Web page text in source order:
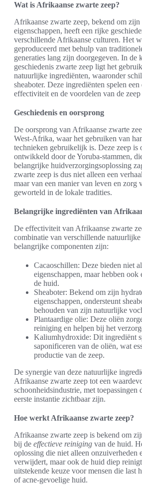
Wat is Afrikaanse zwarte zeep?
Afrikaanse zwarte zeep, bekend om
eigenschappen, heeft een rijke
verschillende Afrikaanse culturen. Het
geproduceerd met behulp van
generaties lang zijn doorgegeven. In de
geschiedenis zwarte zeep ligt het
natuurlijke ingrediënten, waaronder
sheaboter. Deze ingrediënten spelen
effectiviteit en de voordelen van de
Geschiedenis en oorsprong
De oorsprong van Afrikaanse zwarte
West-Afrika, waar het gebruiken van
technieken gebruikelijk is. Deze zeep is
ontwikkeld door de Yoruba-stammen,
belangrijke huidverzorgingsoplossing
zwarte zeep is dus niet alleen een
maar van een manier van leven en zorg
geworteld in de lokale tradities.
Belangrijke ingrediënten van
De effectiviteit van Afrikaanse zwarte
combinatie van verschillende
belangrijke componenten zijn:
Cacaoschillen: Deze bieden niet
eigenschappen, maar hebben
de huid.
Sheaboter: Bekend om zijn
eigenschappen, ondersteunt
behouden van zijn natuurlijke
Plantaardige olie: Deze oliën
reiniging en helpen bij het
Kaliumhydroxide: Dit ingrediënt
saponificeren van de oliën, wat
productie van de zeep.
De synergie van deze natuurlijke
Afrikaanse zwarte zeep tot een
schoonheidsindustrie, met toepassingen
eerste instantie zichtbaar zijn.
Hoe werkt Afrikaanse zwarte zeep?
Afrikaanse zwarte zeep is bekend om
bij de effectieve reiniging van de huid.
oplossing die niet alleen onzuiverheden
verwijdert, maar ook de huid diep
uitstekende keuze voor mensen die last
of acne-gevoelige huid.